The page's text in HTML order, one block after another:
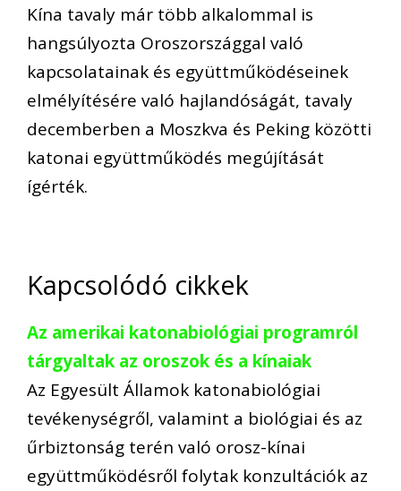
Kína tavaly már több alkalommal is
hangsúlyozta Oroszországgal való
kapcsolatainak és együttműködéseinek
elmélyítésére való hajlandóságát, tavaly
decemberben a Moszkva és Peking közötti
katonai együttműködés megújítását
ígérték.
Kapcsolódó cikkek
Az amerikai katonabiológiai programról
tárgyaltak az oroszok és a kínaiak
Az Egyesült Államok katonabiológiai
tevékenységről, valamint a biológiai és az
űrbiztonság terén való orosz-kínai
együttműködésről folytak konzultációk az